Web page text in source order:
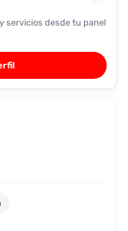
servicios desde tu panel